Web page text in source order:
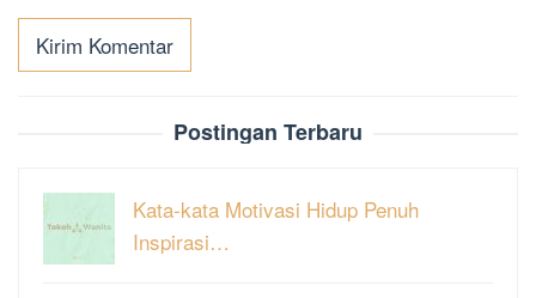
Postingan Terbaru
Kata-kata Motivasi Hidup Penuh
Inspirasi…